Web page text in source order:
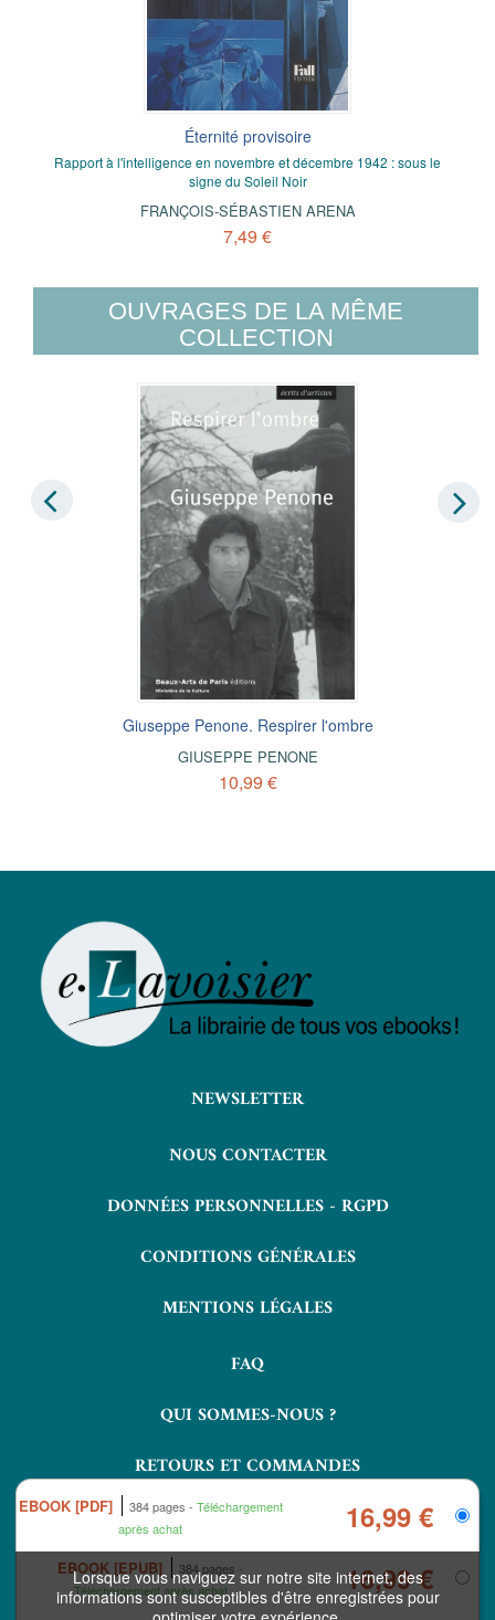
Lorsque vous naviguez sur notre site internet, des
informations sont susceptibles d'être enregistrées pour
EBOOK [PDF] 384 pages
Téléchargement
après achat
16,99 €
EBOOK [EPUB]
384 pages
Téléchargement après achat
16,99 €
Éternité provisoire
Rapport à l'intelligence en novembre et décembre 1942 : sous le
signe du Soleil Noir
FRANÇOIS-SÉBASTIEN ARENA
7,49 €
OUVRAGES DE LA MÊME
COLLECTION
Giuseppe Penone. Respirer l'ombre
GIUSEPPE PENONE
10,99 €
NEWSLETTER
NOUS CONTACTER
DONNÉES PERSONNELLES - RGPD
CONDITIONS GÉNÉRALES
MENTIONS LÉGALES
FAQ
QUI SOMMES-NOUS ?
RETOURS ET COMMANDES